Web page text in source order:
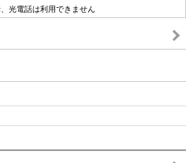
光電話は利用できません